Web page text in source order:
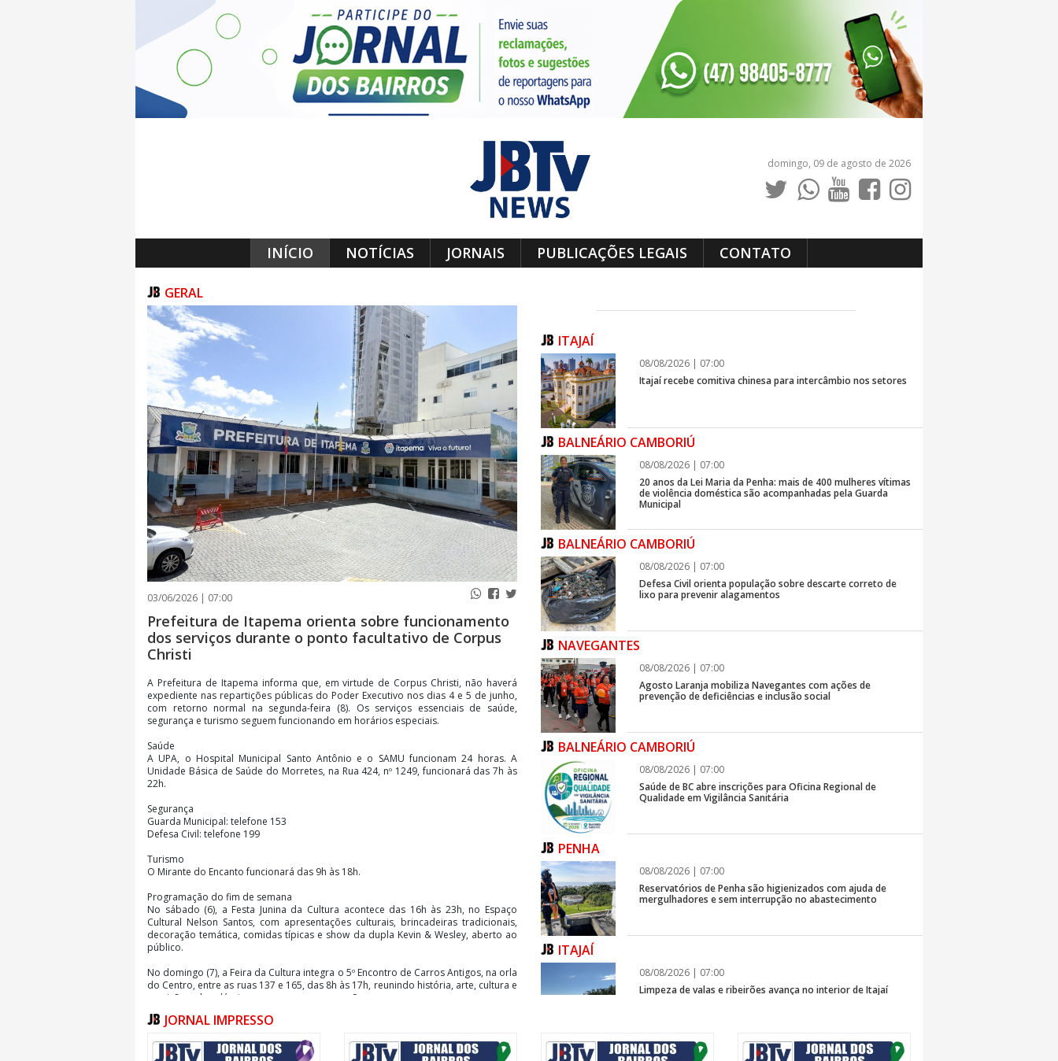
domingo, 09 de agosto de 2026
INÍCIO NOTÍCIAS JORNAIS PUBLICAÇÕES LEGAIS CONTATO
GERAL
03/06/2026 | 07:00
Prefeitura de Itapema orienta sobre funcionamento
dos serviços durante o ponto facultativo de Corpus
Christi
A Prefeitura de Itapema informa que, em virtude de Corpus Christi, não haverá
expediente nas repartições públicas do Poder Executivo nos dias 4 e 5 de junho,
com retorno normal na segunda-feira (8). Os serviços essenciais de saúde,
segurança e turismo seguem funcionando em horários especiais.
Saúde
A UPA, o Hospital Municipal Santo Antônio e o SAMU funcionam 24 horas. A
Unidade Básica de Saúde do Morretes, na Rua 424, nº 1249, funcionará das 7h às
22h.
Segurança
Guarda Municipal: telefone 153
Defesa Civil: telefone 199
Turismo
O Mirante do Encanto funcionará das 9h às 18h.
Programação do fim de semana
No sábado (6), a Festa Junina da Cultura acontece das 16h às 23h, no Espaço
Cultural Nelson Santos, com apresentações culturais, brincadeiras tradicionais,
decoração temática, comidas típicas e show da dupla Kevin & Wesley, aberto ao
público.
No domingo (7), a Feira da Cultura integra o 5º Encontro de Carros Antigos, na orla
do Centro, entre as ruas 137 e 165, das 8h às 17h, reunindo história, arte, cultura e
a paixão pelos clássicos que marcaram gerações.
ITAJAÍ
08/08/2026 | 07:00
Itajaí recebe comitiva chinesa para intercâmbio nos setores
BALNEÁRIO CAMBORIÚ
08/08/2026 | 07:00
20 anos da Lei Maria da Penha: mais de 400 mulheres vítimas
de violência doméstica são acompanhadas pela Guarda
Municipal
BALNEÁRIO CAMBORIÚ
08/08/2026 | 07:00
Defesa Civil orienta população sobre descarte correto de
lixo para prevenir alagamentos
NAVEGANTES
08/08/2026 | 07:00
Agosto Laranja mobiliza Navegantes com ações de
prevenção de deficiências e inclusão social
BALNEÁRIO CAMBORIÚ
08/08/2026 | 07:00
Saúde de BC abre inscrições para Oficina Regional de
Qualidade em Vigilância Sanitária
PENHA
08/08/2026 | 07:00
Reservatórios de Penha são higienizados com ajuda de
mergulhadores e sem interrupção no abastecimento
ITAJAÍ
08/08/2026 | 07:00
Limpeza de valas e ribeirões avança no interior de Itajaí
ITAJAÍ
JORNAL IMPRESSO